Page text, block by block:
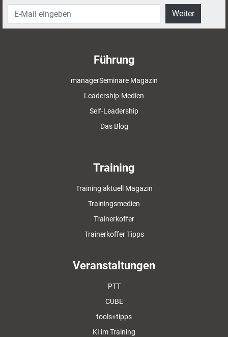
Weiter
Führung
managerSeminare Magazin
Leadership-Medien
Self-Leadership
Das Blog
Training
Training aktuell Magazin
Trainingsmedien
Trainerkoffer
Trainerkoffer Tipps
Veranstaltungen
PTT
CUBE
tools+tipps
KI im Training